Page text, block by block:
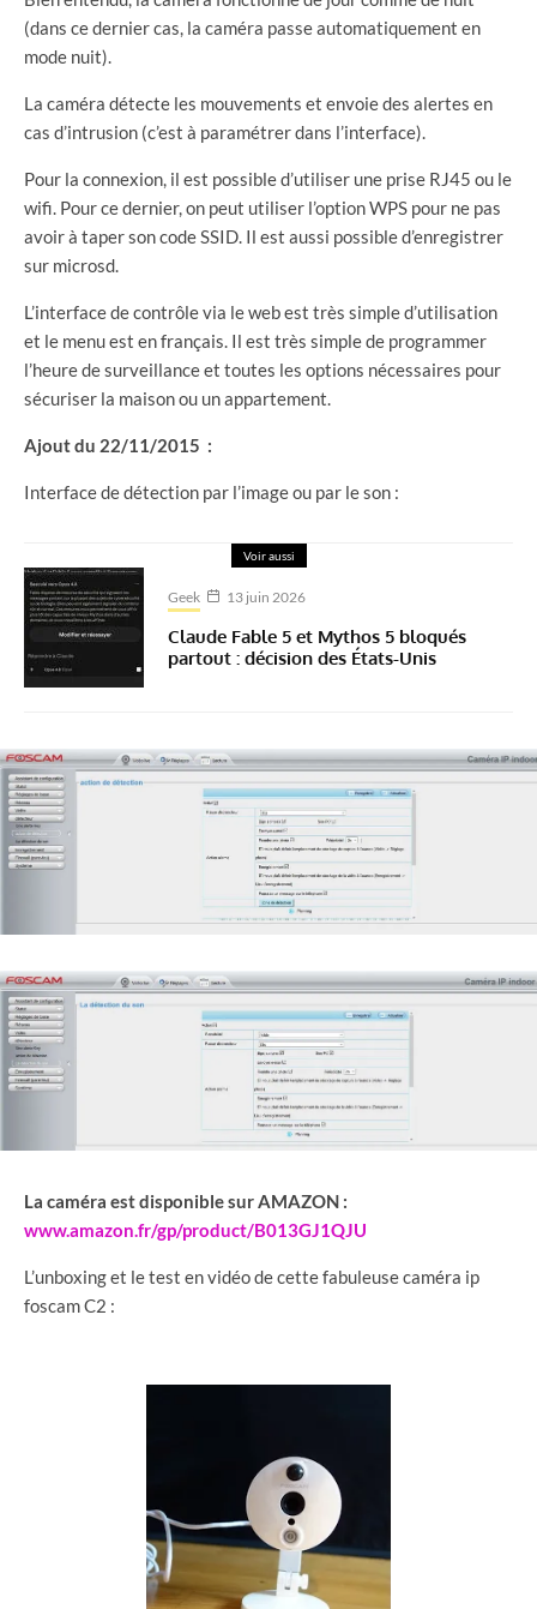
(dans ce dernier cas, la caméra passe automatiquement en
mode nuit).
La caméra détecte les mouvements et envoie des alertes en
cas d’intrusion (c’est à paramétrer dans l’interface).
Pour la connexion, il est possible d’utiliser une prise RJ45 ou le
wifi. Pour ce dernier, on peut utiliser l’option WPS pour ne pas
avoir à taper son code SSID. Il est aussi possible d’enregistrer
sur microsd.
L’interface de contrôle via le web est très simple d’utilisation
et le menu est en français. Il est très simple de programmer
l’heure de surveillance et toutes les options nécessaires pour
sécuriser la maison ou un appartement.
Ajout du 22/11/2015 :
Interface de détection par l’image ou par le son :
Voir aussi
Geek 13 juin 2026
Claude Fable 5 et Mythos 5 bloqués
partout : décision des États-Unis
La caméra est disponible sur AMAZON :
www.amazon.fr/gp/product/B013GJ1QJU
L’unboxing et le test en vidéo de cette fabuleuse caméra ip
foscam C2 :